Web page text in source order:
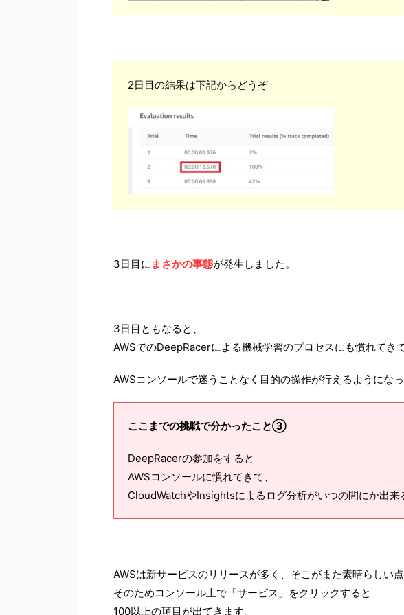
2日目の結果は下記からどうぞ
3日目に まさかの事態が発生しました。
3日目ともなると、
AWSでのDeepRacerによる機械学習のプロセスにも慣れてきて
AWSコンソールで迷うことなく目的の操作が行えるようになっ
ここまでの挑戦で分かったこと③
DeepRacerの参加をすると
AWSコンソールに慣れてきて、
CloudWatchやInsightsによるログ分析がいつの間にか出来
AWSは新サービスのリリースが多く、そこがまた素晴らしい点
そのためコンソール上で「サービス」をクリックすると
100以上の項目が出てきます。